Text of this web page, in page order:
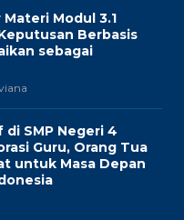
Modul 3.1
Berbasis
sebagai
di SMP Negeri 4
Guru, Orang Tua
untuk Masa Depan